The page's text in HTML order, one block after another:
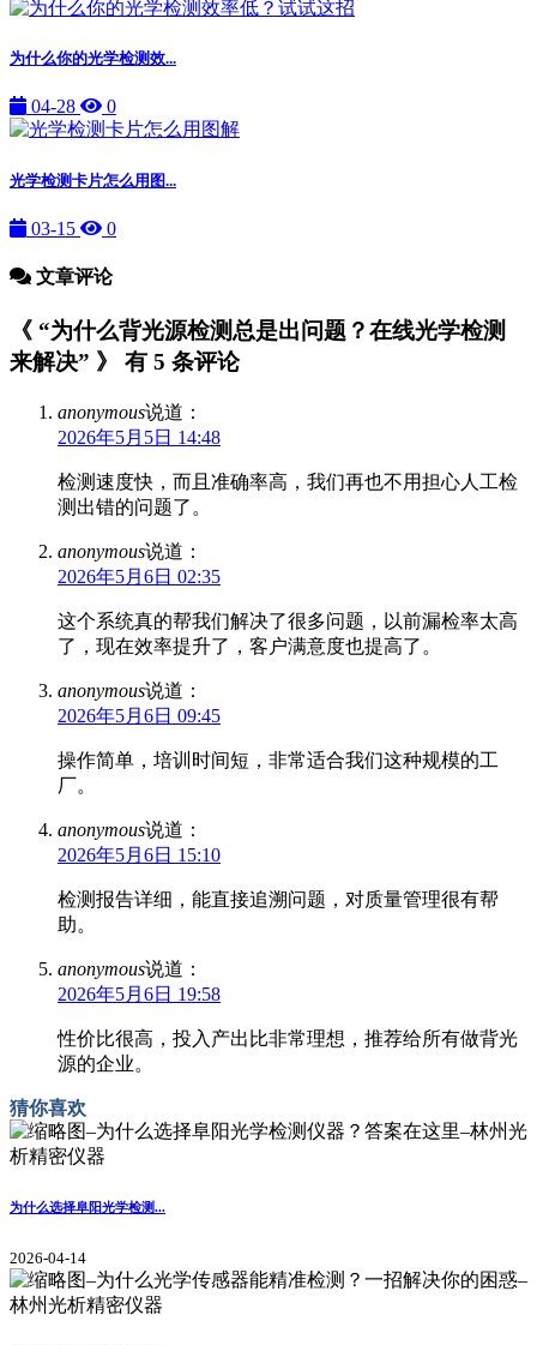
为什么你的光学检测效...
04-28 0
光学检测卡片怎么用图...
03-15 0
文章评论
《 “为什么背光源检测总是出问题？在线光学检测
来解决” 》 有 5 条评论
anonymous说道：
2026年5月5日 14:48
检测速度快，而且准确率高，我们再也不用担心人工检
测出错的问题了。
anonymous说道：
2026年5月6日 02:35
这个系统真的帮我们解决了很多问题，以前漏检率太高
了，现在效率提升了，客户满意度也提高了。
anonymous说道：
2026年5月6日 09:45
操作简单，培训时间短，非常适合我们这种规模的工
厂。
anonymous说道：
2026年5月6日 15:10
检测报告详细，能直接追溯问题，对质量管理很有帮
助。
anonymous说道：
2026年5月6日 19:58
性价比很高，投入产出比非常理想，推荐给所有做背光
源的企业。
猜你喜欢
为什么选择阜阳光学检测...
2026-04-14